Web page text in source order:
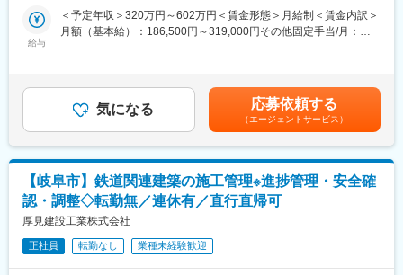
年間休日は105日で、産休・育休や時短勤務制度も整っており、
ライフイベントと両立しながら働ける環境です。和やかで相談し
注文住宅・福祉施設・工場などの設計から施工管理、販売、アフ
ターサービスまで一貫して手掛けており、現場監督として建物づ
くりの全工程に携われる点が魅力です。案件ごとに求められる内
容が異なるため、常に新しい学びがあり、技術者として成長し続
けられる環境です。地域に根差し、お客様からの信頼も厚く、安
定した経営基盤のもとで専門性を発揮できます。
変更の範囲：会社の定める業務
す。現場で仕様や内装の細部をすり合わせる場面も多く、お客様
と一緒に家をつくり上げる実感を得られるポジションです。将来
・新築注文住宅の工程・品質・原価・安全管理、進捗管理
・お客様との仕様・色決め等の打合せ、施工中の要望ヒアリング
・竣工引渡しまでの調整・サポート業務
■組織環境
配属先は工事部工事課で、7名体制のコンパクトな組織です。30
代から70代まで経験豊富なメンバーが揃い、1級建築士や1級建築
施工管理技士も在籍しています。質問や相談がしやすい雰囲気が
あり、年齢に関わらず成長を後押ししてもらえる環境です。部署
をまたいだコミュニケーションも活発で、チームで現場を支える
給与
＜予定年収＞320万円～602万円＜賃金形態＞月給制＜賃金内訳＞
月額（基本給）：186,500円～319,000円その他固定手当/月：
安の金額であり、選考を通じて上下する可能性があります。月給
(月額)は固定手当を含めた表記です。
気になる 応募依頼する
（エージェントサービス）
【岐阜市】鉄道関連建築の施工管理※進捗管理・安全確
認・調整◇転勤無／連休有／直行直帰可
厚見建設工業株式会社
正社員 転勤なし 業種未経験歓迎